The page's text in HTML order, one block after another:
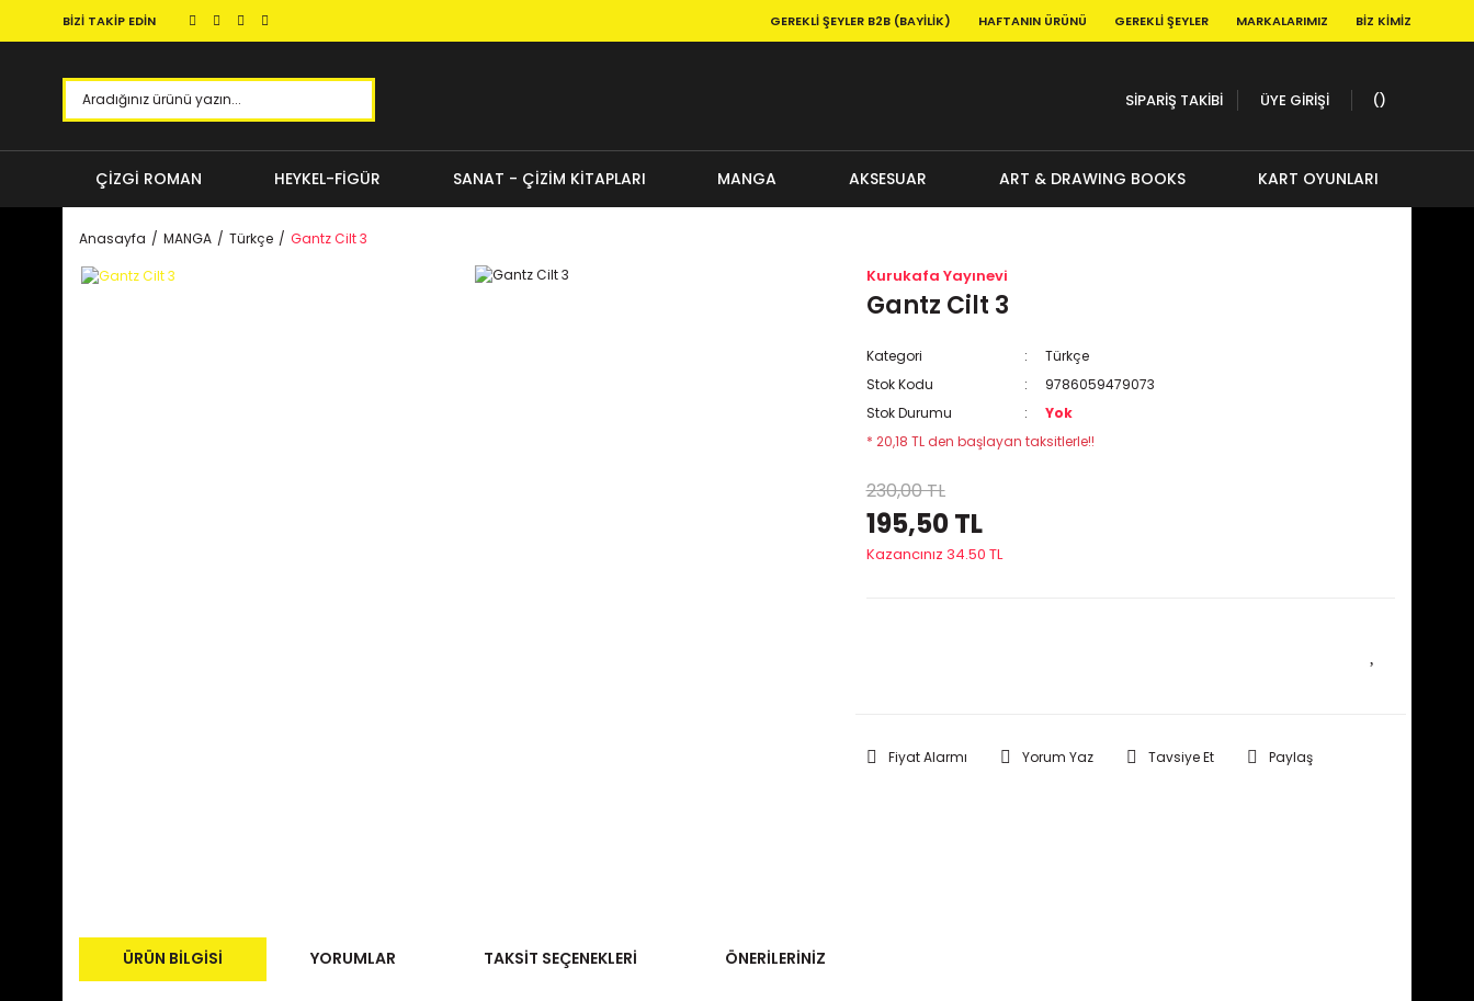
BİZİ TAKİP EDİN GEREKLI ŞEYLER B2B (BAYILIK) HAFTANIN ÜRÜNÜ GEREKLI ŞEYLER MARKALARIMIZ BIZ KIMIZ
SİPARİŞ TAKİBİ ÜYE GİRİŞİ
ÇİZGİ ROMAN HEYKEL-FİGÜR SANAT - ÇİZİM KİTAPLARI MANGA AKSESUAR ART & DRAWING BOOKS KART OYUNLARI
Anasayfa MANGA Türkçe Gantz Cilt 3
Kurukafa Yayınevi
Gantz Cilt 3
Kategori
Türkçe
Stok Kodu
9786059479073
Stok Durumu
Yok
* 20,18 TL den başlayan taksitlerle!!
230,00 TL
195,50 TL
Kazancınız 34.50 TL
Fiyat Alarmı Yorum Yaz Tavsiye Et Paylaş
ÜRÜN BILGISI YORUMLAR TAKSIT SEÇENEKLERI ÖNERILERINIZ